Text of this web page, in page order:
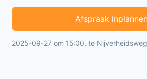
Afspraak inplannen
2025-09-27 om 15:00, te Nijverheidsweg